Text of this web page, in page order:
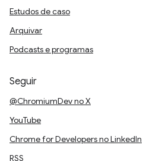
Estudos de caso
Arquivar
Podcasts e programas
Seguir
@ChromiumDev no X
YouTube
Chrome for Developers no LinkedIn
RSS